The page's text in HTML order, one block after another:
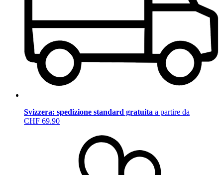
Svizzera: spedizione standard gratuita a partire da
CHF 69.90